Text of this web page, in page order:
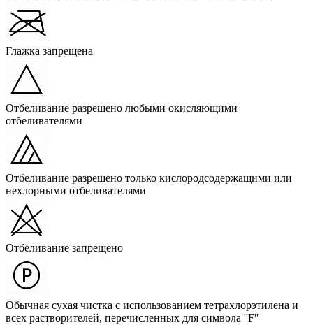
Глажка запрещена
Отбеливание разрешено любыми окисляющими
отбеливателями
Отбеливание разрешено только кислородсодержащими или
нехлорными отбеливателями
Отбеливание запрещено
Обычная сухая чистка с использованием тетрахлорэтилена и
всех растворителей, перечисленных для символа ''F''